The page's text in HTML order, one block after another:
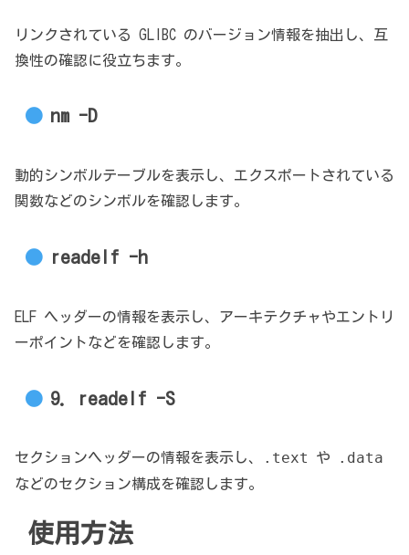
リンクされている GLIBC のバージョン情報を抽出し、互
換性の確認に役立ちます。
nm -D
動的シンボルテーブルを表示し、エクスポートされている
関数などのシンボルを確認します。
readelf -h
ELF ヘッダーの情報を表示し、アーキテクチャやエントリ
ーポイントなどを確認します。
9. readelf -S
セクションヘッダーの情報を表示し、 .text や .data
などのセクション構成を確認します。
使用方法